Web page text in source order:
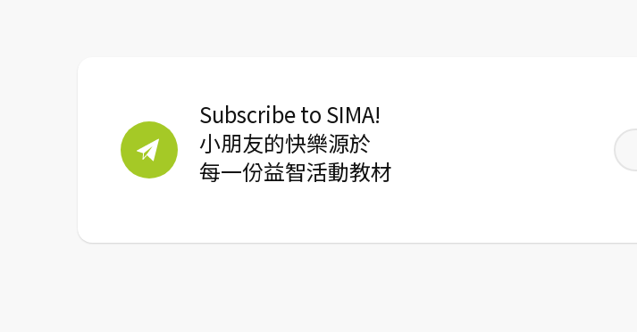
Subscribe to SIMA!
小朋友的快樂源於
每一份益智活動教材